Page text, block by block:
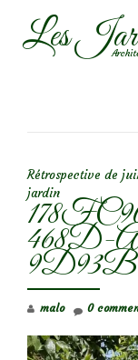
AllerLes
Rétrospective de
jardin
468D-
malo 0